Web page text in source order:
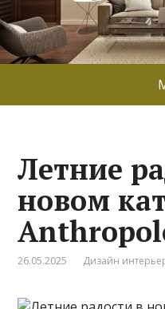
Летние
новом
26.05.2025 Дизайн